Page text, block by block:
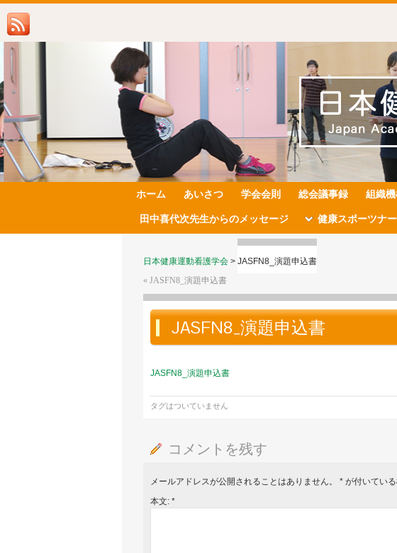
ホーム あいさつ 学会会則 総会議事録 組織
田中喜代次先生からのメッセージ 健康スポーツナ
日本健康運動看護学会 > JASFN8_演題申込書
« JASFN8_演題申込書
JASFN8_演題申込書
JASFN8_演題申込書
タグはついていません
コメントを残す
メールアドレスが公開されることはありません。 * が付いてい
本文: *